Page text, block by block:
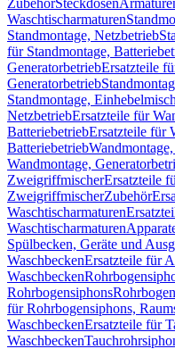
ZubehörSteckdosen
Waschtischarmaturen
Standmontage, Netzbetrieb
für Standmontage,
GeneratorbetriebErsatzteile
Generatorbetrieb
Standmontage,
NetzbetriebErsatzteile für
BatteriebetriebErsatzteile für
Batteriebetrieb
Wandmontage,
ZweigriffmischerErsatzteile
ZweigriffmischerZubehör
Waschtischarmaturen
Waschtischarmaturen
Spülbecken, Geräte und
WaschbeckenErsatzteile für
Waschbecken
Rohrbogensiphons
für Rohrbogensiphons,
WaschbeckenErsatzteile für
Waschbecken